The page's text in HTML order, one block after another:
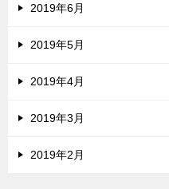
2019年6月
2019年5月
2019年4月
2019年3月
2019年2月